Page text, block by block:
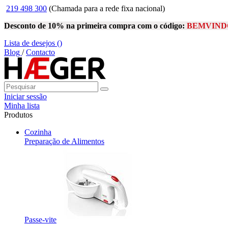
219 498 300 (Chamada para a rede fixa nacional)
Desconto de 10% na primeira compra com o código:
Lista de desejos ()
Blog /Contacto
Iniciar sessão
Minha lista
Produtos
Cozinha
Preparação de Alimentos
Passe-vite